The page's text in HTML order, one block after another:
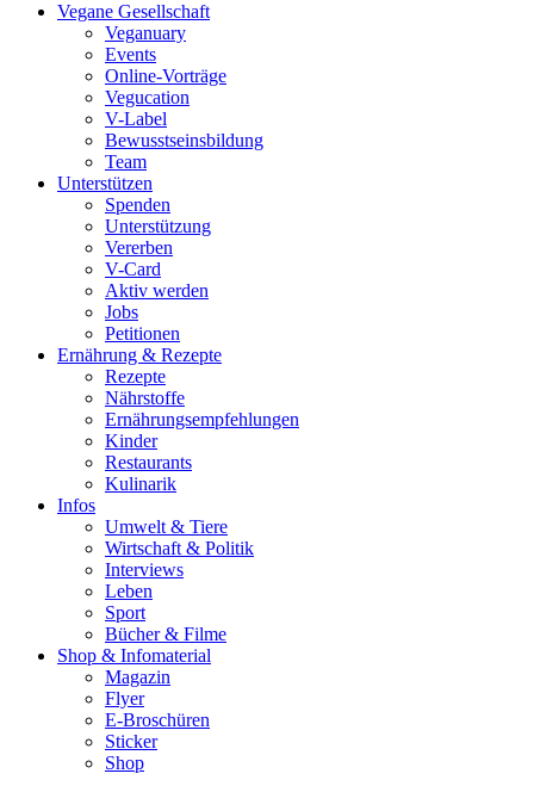
Vegane Gesellschaft
Veganuary
Events
Online-Vorträge
Vegucation
V-Label
Bewusstseinsbildung
Team
Unterstützen
Spenden
Unterstützung
Vererben
V-Card
Aktiv werden
Jobs
Petitionen
Ernährung & Rezepte
Rezepte
Nährstoffe
Ernährungsempfehlungen
Kinder
Restaurants
Kulinarik
Infos
Umwelt & Tiere
Wirtschaft & Politik
Interviews
Leben
Sport
Bücher & Filme
Shop & Infomaterial
Magazin
Flyer
E-Broschüren
Sticker
Shop